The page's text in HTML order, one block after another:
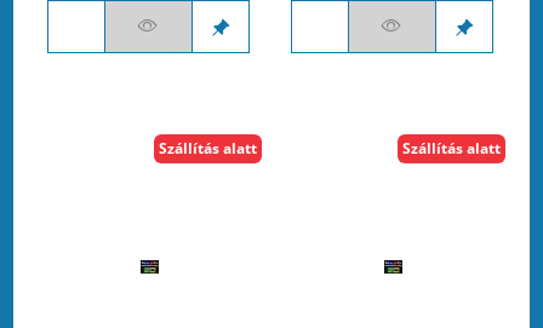
Szállítás alatt Szállítás alatt